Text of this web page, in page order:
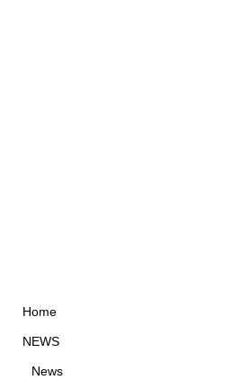
Home
NEWS
News